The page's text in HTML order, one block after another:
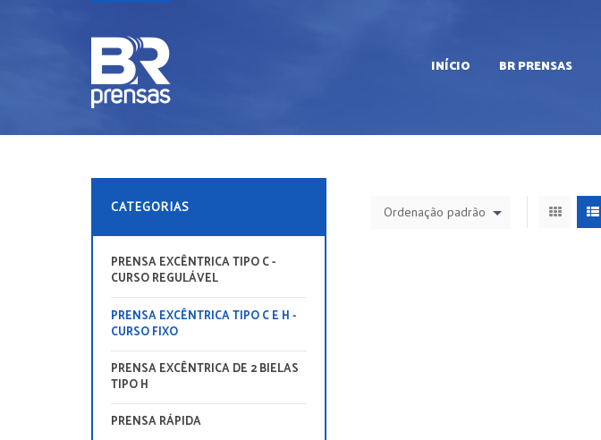
INÍCIO BR PRENSAS
Ordenação padrão
CATEGORIAS
PRENSA EXCÊNTRICA TIPO C -
CURSO REGULÁVEL
PRENSA EXCÊNTRICA TIPO C E H -
CURSO FIXO
PRENSA EXCÊNTRICA DE 2 BIELAS
TIPO H
PRENSA RÁPIDA